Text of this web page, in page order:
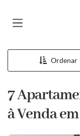
Ordenar
7
à Venda